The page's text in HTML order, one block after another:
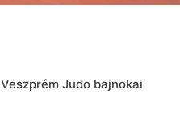
Veszprém Judo bajnokai